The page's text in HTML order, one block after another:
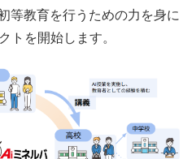
等教育を行うための力を身に
トを開始します。